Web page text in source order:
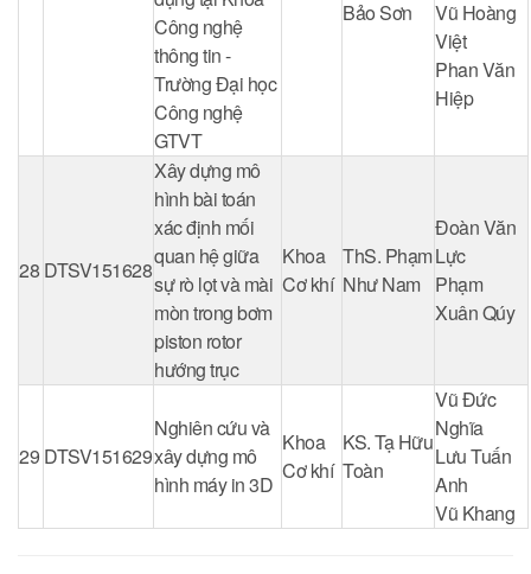
Công nghệ
thông tin -
Trường Đại học
Công nghệ
GTVT
Bảo Sơn
Vũ Hoàng
Việt
Phan Văn
Hiệp
28 DTSV151628
Xây dựng mô
hình bài toán
xác định mối
quan hệ giữa
sự rò lọt và mài
mòn trong bơm
piston rotor
hướng trục
Khoa
Cơ khí
ThS. Phạm
Như Nam
Đoàn Văn
Lực
Phạm
Xuân Qúy
29 DTSV151629
Nghiên cứu và
xây dựng mô
hình máy in 3D
Khoa
Cơ khí
KS. Tạ Hữu
Toàn
Vũ Đức
Nghĩa
Lưu Tuấn
Anh
Vũ Khang